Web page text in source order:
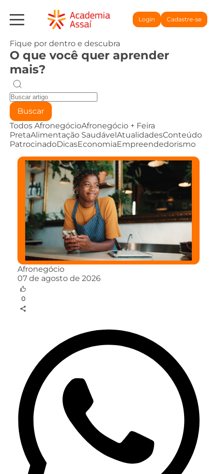
Login Cadastre-se
Fique por dentro e descubra
O que você quer aprender
mais?
Buscar
Todos AfronegócioAfronegócio + Feira
PretaAlimentação SaudávelAtualidadesConteúdo
PatrocinadoDicasEconomiaEmpreendedorismo
Afronegócio
07 de agosto de 2026
0